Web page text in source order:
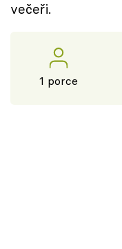
večeři.
1 porce